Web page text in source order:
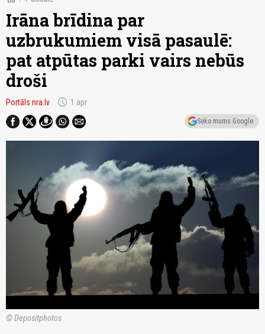
Irāna brīdina par
uzbrukumiem visā pasaulē:
pat atpūtas parki vairs nebūs
droši
Portāls nra.lv schedule 1.apr
Seko mums Google
© Depositphotos